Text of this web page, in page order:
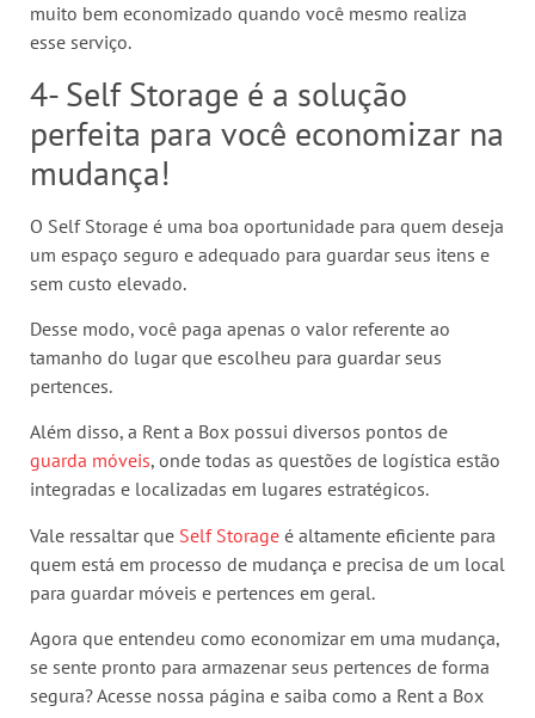
muito bem economizado quando você mesmo realiza
esse serviço.
4- Self Storage é a solução
perfeita para você economizar na
mudança!
O Self Storage é uma boa oportunidade para quem deseja
um espaço seguro e adequado para guardar seus itens e
sem custo elevado.
Desse modo, você paga apenas o valor referente ao
tamanho do lugar que escolheu para guardar seus
pertences.
Além disso, a Rent a Box possui diversos pontos de
guarda móveis, onde todas as questões de logística estão
integradas e localizadas em lugares estratégicos.
Vale ressaltar que Self Storage é altamente eficiente para
quem está em processo de mudança e precisa de um local
para guardar móveis e pertences em geral.
Agora que entendeu como economizar em uma mudança,
se sente pronto para armazenar seus pertences de forma
segura? Acesse nossa página e saiba como a Rent a Box